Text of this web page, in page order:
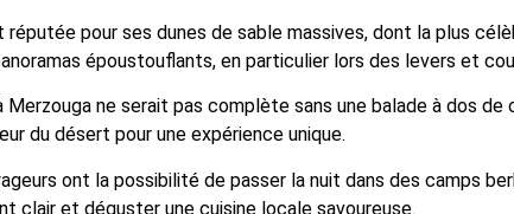
réputée pour ses dunes de sable massives, dont la plus
époustouflants, en particulier lors des levers et
Merzouga ne serait pas complète sans une balade à dos de
du désert pour une expérience unique.
ont la possibilité de passer la nuit dans des camps
clair et déguster une cuisine locale savoureuse.